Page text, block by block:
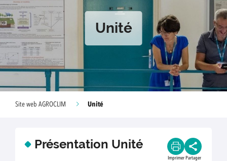
Unité
Site web AGROCLIM Unité
Présentation Unité
Imprimer Partager